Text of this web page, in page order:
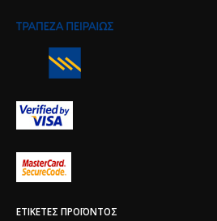
ΕΤΙΚΈΤΕΣ ΠΡΟΪΌΝΤΟΣ